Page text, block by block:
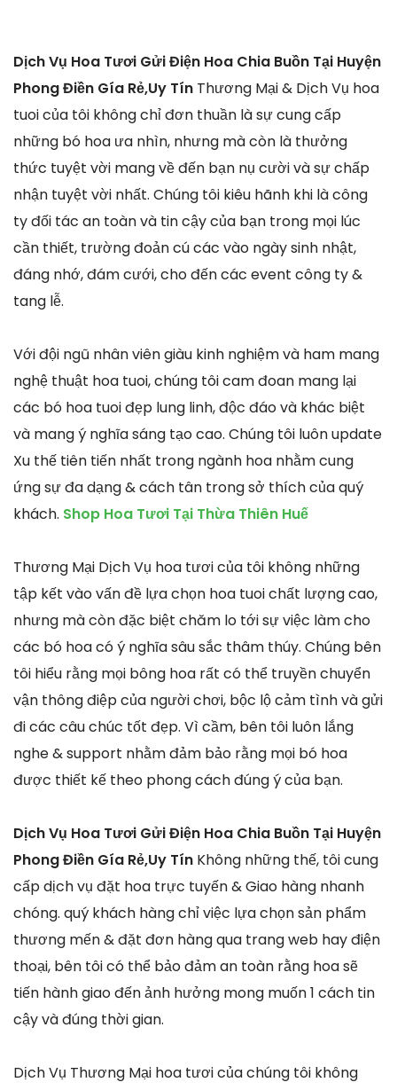
Dịch Vụ Hoa Tươi Gửi Điện Hoa Chia Buồn Tại Huyện
Phong Điền Gía Rẻ,Uy Tín Thương Mại & Dịch Vụ hoa
tuoi của tôi không chỉ đơn thuần là sự cung cấp
những bó hoa ưa nhìn, nhưng mà còn là thưởng
thức tuyệt vời mang về đến bạn nụ cười và sự chấp
nhận tuyệt vời nhất. Chúng tôi kiêu hãnh khi là công
ty đối tác an toàn và tin cậy của bạn trong mọi lúc
cần thiết, trường đoản cú các vào ngày sinh nhật,
đáng nhớ, đám cưới, cho đến các event công ty &
tang lễ.
Với đội ngũ nhân viên giàu kinh nghiệm và ham mang
nghệ thuật hoa tuoi, chúng tôi cam đoan mang lại
các bó hoa tuoi đẹp lung linh, độc đáo và khác biệt
và mang ý nghĩa sáng tạo cao. Chúng tôi luôn update
Xu thế tiên tiến nhất trong ngành hoa nhằm cung
ứng sự đa dạng & cách tân trong sở thích của quý
khách. Shop Hoa Tươi Tại Thừa Thiên Huế
Thương Mại Dịch Vụ hoa tươi của tôi không những
tập kết vào vấn đề lựa chọn hoa tuoi chất lượng cao,
nhưng mà còn đặc biệt chăm lo tới sự việc làm cho
các bó hoa có ý nghĩa sâu sắc thâm thúy. Chúng bên
tôi hiểu rằng mọi bông hoa rất có thể truyền chuyển
vận thông điệp của người chơi, bộc lộ cảm tình và gửi
đi các câu chúc tốt đẹp. Vì cầm, bên tôi luôn lắng
nghe & support nhằm đảm bảo rằng mọi bó hoa
được thiết kế theo phong cách đúng ý của bạn.
Dịch Vụ Hoa Tươi Gửi Điện Hoa Chia Buồn Tại Huyện
Phong Điền Gía Rẻ,Uy Tín Không những thế, tôi cung
cấp dịch vụ đặt hoa trực tuyến & Giao hàng nhanh
chóng. quý khách hàng chỉ việc lựa chọn sản phẩm
thương mến & đặt đơn hàng qua trang web hay điện
thoại, bên tôi có thể bảo đảm an toàn rằng hoa sẽ
tiến hành giao đến ảnh hưởng mong muốn 1 cách tin
cậy và đúng thời gian.
Dịch Vụ Thương Mại hoa tươi của chúng tôi không